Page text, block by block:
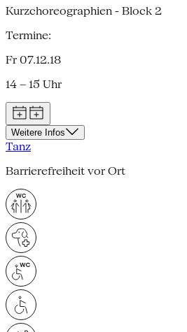
Kurzchoreographien - Block 2
Termine:
Fr 07.12.18
14 – 15 Uhr
Weitere Infos
Tanz
Barrierefreiheit vor Ort